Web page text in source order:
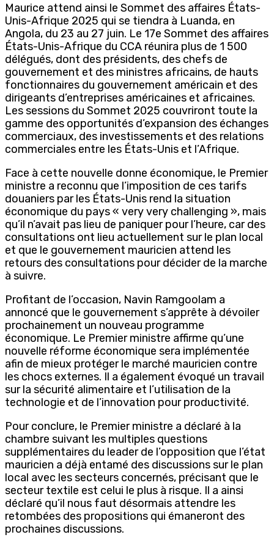
Maurice attend ainsi le Sommet des affaires États-
Unis-Afrique 2025 qui se tiendra à Luanda, en
Angola, du 23 au 27 juin. Le 17e Sommet des affaires
États-Unis-Afrique du CCA réunira plus de 1 500
délégués, dont des présidents, des chefs de
gouvernement et des ministres africains, de hauts
fonctionnaires du gouvernement américain et des
dirigeants d’entreprises américaines et africaines.
Les sessions du Sommet 2025 couvriront toute la
gamme des opportunités d’expansion des échanges
commerciaux, des investissements et des relations
commerciales entre les États-Unis et l’Afrique.
Face à cette nouvelle donne économique, le Premier
ministre a reconnu que l’imposition de ces tarifs
douaniers par les États-Unis rend la situation
économique du pays « very very challenging », mais
qu’il n’avait pas lieu de paniquer pour l’heure, car des
consultations ont lieu actuellement sur le plan local
et que le gouvernement mauricien attend les
retours des consultations pour décider de la marche
à suivre.
Profitant de l’occasion, Navin Ramgoolam a
annoncé que le gouvernement s’apprête à dévoiler
prochainement un nouveau programme
économique. Le Premier ministre affirme qu’une
nouvelle réforme économique sera implémentée
afin de mieux protéger le marché mauricien contre
les chocs externes. Il a également évoqué un travail
sur la sécurité alimentaire et l’utilisation de la
technologie et de l’innovation pour productivité.
Pour conclure, le Premier ministre a déclaré à la
chambre suivant les multiples questions
supplémentaires du leader de l’opposition que l’état
mauricien a déjà entamé des discussions sur le plan
local avec les secteurs concernés, précisant que le
secteur textile est celui le plus à risque. Il a ainsi
déclaré qu’il nous faut désormais attendre les
retombées des propositions qui émaneront des
prochaines discussions.